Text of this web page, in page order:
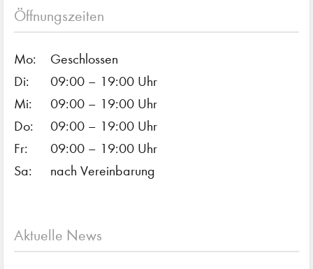
Öffnungszeiten
Mo:
Geschlossen
Di:
09:00 – 19:00 Uhr
Mi:
09:00 – 19:00 Uhr
Do:
09:00 – 19:00 Uhr
Fr:
09:00 – 19:00 Uhr
Sa:
nach Vereinbarung
Aktuelle News